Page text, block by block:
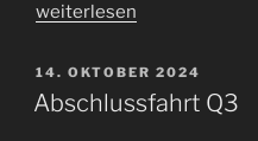
„Politisches
am
6.
weiterlesen
VERÖFFENTLICHT
AM
14. OKTOBER 2024
Abschlussfahrt Q3